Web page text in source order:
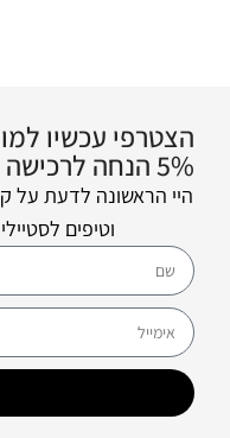
הצטרפי עכשיו
5% הנחה לרכישה הראשונה שלך! 💌
היי הראשונה לדעת על
וטיפים